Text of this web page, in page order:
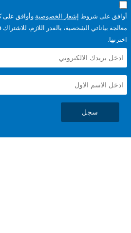
شروطإشعار الخصوصيةوأوافق على كيف تتم
الشخصية، بالقدر اللازم، للاشتراك في